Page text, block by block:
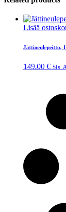
Lisää
Jättineulepeitto,
149.00 € Sis.